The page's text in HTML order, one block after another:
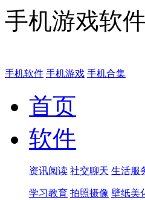
手机游戏软
手机软件 手机游戏 手机合集
首页
软件
资讯阅读 社交聊天 生活服
学习教育 拍照摄像 壁纸美